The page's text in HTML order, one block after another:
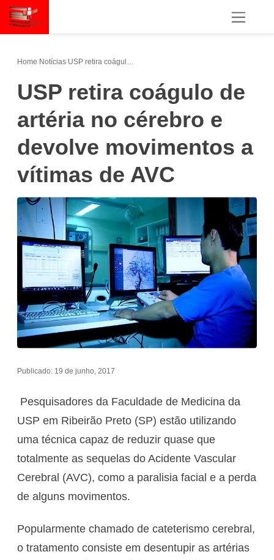
Home/Notícias/
USP retira coágulo de
artéria no cérebro e
devolve movimentos a
vítimas de AVC
Publicado: 19 de junho, 2017
Pesquisadores da Faculdade de Medicina da
USP em Ribeirão Preto (SP) estão utilizando
uma técnica capaz de reduzir quase que
totalmente as sequelas do Acidente Vascular
Cerebral (AVC), como a paralisia facial e a perda
de alguns movimentos.
Popularmente chamado de cateterismo cerebral,
o tratamento consiste em desentupir as artérias